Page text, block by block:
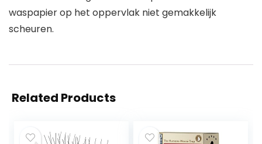
waspapier op het oppervlak niet gemakkelijk
scheuren.
Related Products